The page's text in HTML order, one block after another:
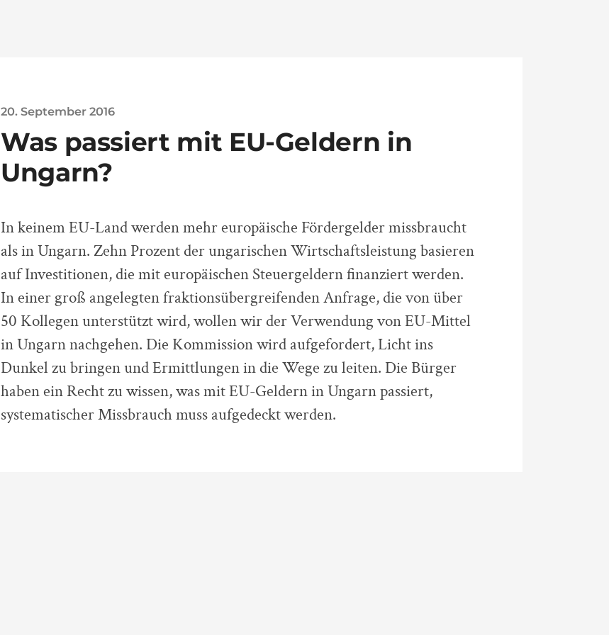
20. September 2016
Was passiert mit EU-Geldern in
Ungarn?
In keinem EU-Land werden mehr europäische Fördergelder missbraucht
als in Ungarn. Zehn Prozent der ungarischen Wirtschaftsleistung basieren
auf Investitionen, die mit europäischen Steuergeldern finanziert werden.
In einer groß angelegten fraktionsübergreifenden Anfrage, die von über
50 Kollegen unterstützt wird, wollen wir der Verwendung von EU-Mittel
in Ungarn nachgehen. Die Kommission wird aufgefordert, Licht ins
Dunkel zu bringen und Ermittlungen in die Wege zu leiten. Die Bürger
haben ein Recht zu wissen, was mit EU-Geldern in Ungarn passiert,
systematischer Missbrauch muss aufgedeckt werden.